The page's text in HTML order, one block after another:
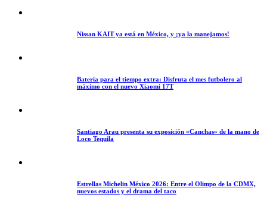
Nissan KAIT ya está en México, y ¡ya la manejamos!
Batería para el tiempo extra: Disfruta el mes futbolero al
máximo con el nuevo Xiaomi 17T
Santiago Arau presenta su exposición «Canchas» de la mano de
Loco Tequila
Estrellas Michelin México 2026: Entre el Olimpo de la CDMX,
nuevos estados y el drama del taco